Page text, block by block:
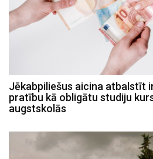
Jēkabpiliešus aicina atbalstīt
pratību kā obligātu studiju
augstskolās